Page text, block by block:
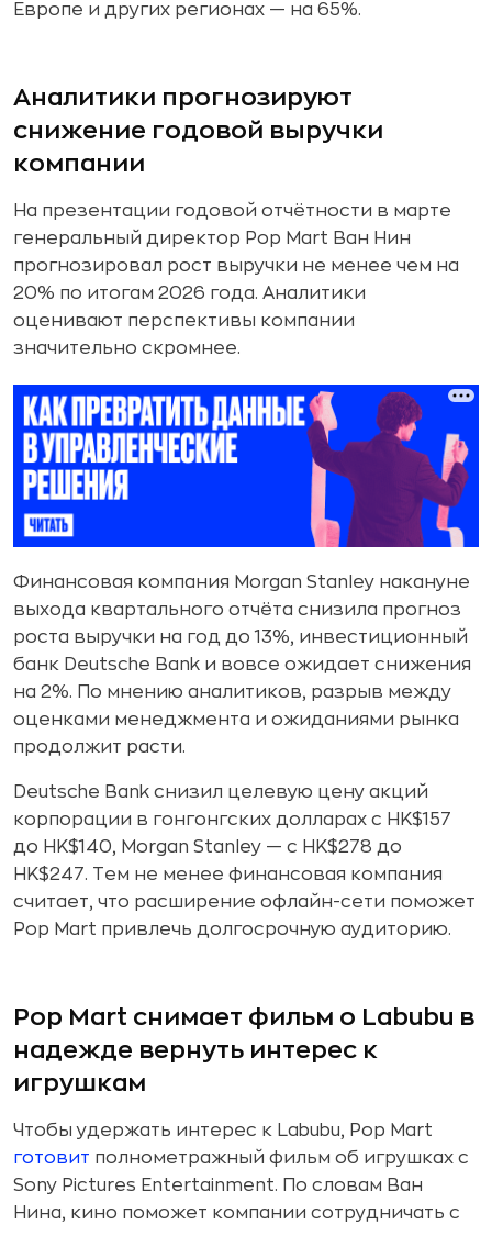
Европе и других регионах — на 65%.
Аналитики прогнозируют
снижение годовой выручки
компании
На презентации годовой отчётности в марте
генеральный директор Pop Mart Ван Нин
прогнозировал рост выручки не менее чем на
20% по итогам 2026 года. Аналитики
оценивают перспективы компании
значительно скромнее.
Финансовая компания Morgan Stanley накануне
выхода квартального отчёта снизила прогноз
роста выручки на год до 13%, инвестиционный
банк Deutsche Bank и вовсе ожидает снижения
на 2%. По мнению аналитиков, разрыв между
оценками менеджмента и ожиданиями рынка
продолжит расти.
Deutsche Bank снизил целевую цену акций
корпорации в гонгонгских долларах с HK$157
до HK$140, Morgan Stanley — с HK$278 до
HK$247. Тем не менее финансовая компания
считает, что расширение офлайн-сети поможет
Pop Mart привлечь долгосрочную аудиторию.
Pop Mart снимает фильм о Labubu в
надежде вернуть интерес к
игрушкам
Чтобы удержать интерес к Labubu, Pop Mart
готовит полнометражный фильм об игрушках с
Sony Pictures Entertainment. По словам Ван
Нина, кино поможет компании сотрудничать с